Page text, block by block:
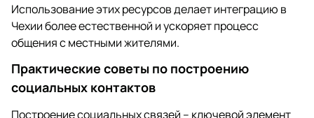
Использование этих ресурсов делает интеграцию в
Чехии более естественной и ускоряет процесс
общения с местными жителями.
Практические советы по построению
социальных контактов
Построение социальных связей – ключевой элемент